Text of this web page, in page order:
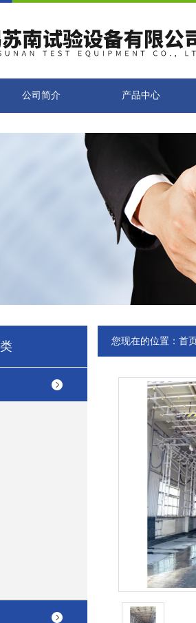
公司简介 产品中心
您现在的位置： 首